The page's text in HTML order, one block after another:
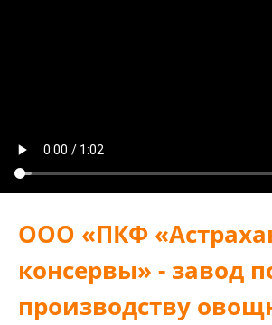
ООО «ПКФ
консервы» - завод
производству